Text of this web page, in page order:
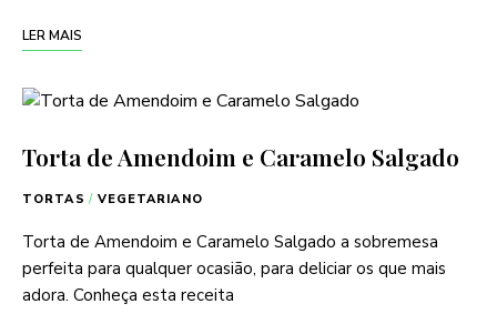
LER MAIS
Torta de Amendoim e Caramelo Salgado
TORTAS / VEGETARIANO
Torta de Amendoim e Caramelo Salgado a sobremesa
perfeita para qualquer ocasião, para deliciar os que mais
adora. Conheça esta receita